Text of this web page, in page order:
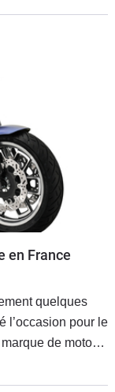
motos, au
électriques.
en France
quelques
l’occasion pour le
de motos :
125 cm3 et trois